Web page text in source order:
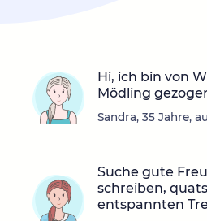
Hi, ich bin von
Mödling
Sandra, 35 Jahre,
Suche gute
schreiben,
entspannten